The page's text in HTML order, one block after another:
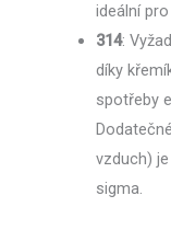
ideální
314:
díky
spotřeby
vzduch)
sigma.